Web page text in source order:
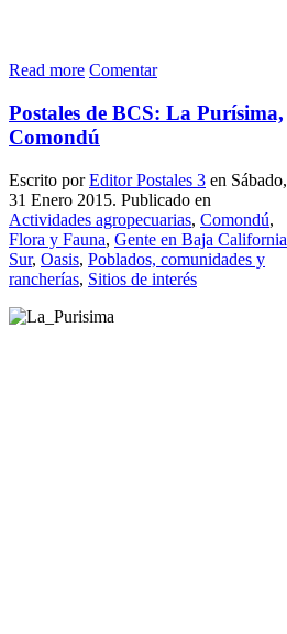
Read more Comentar
Postales de BCS: La Purísima,
Comondú
Escrito porEditor Postales 3 en Sábado,
31 Enero 2015. Publicado en
Actividades agropecuarias, Comondú,
Flora y Fauna, Gente en Baja California
Sur, Oasis, Poblados, comunidades y
rancherías, Sitios de interés